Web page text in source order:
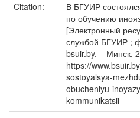
Citation:
В БГУИР
по обучению
[Электронный
службой БГУИР ;
bsuir.by. – Минск,
https://
sostoyalsya-
obucheniyu-
kommunikatsii